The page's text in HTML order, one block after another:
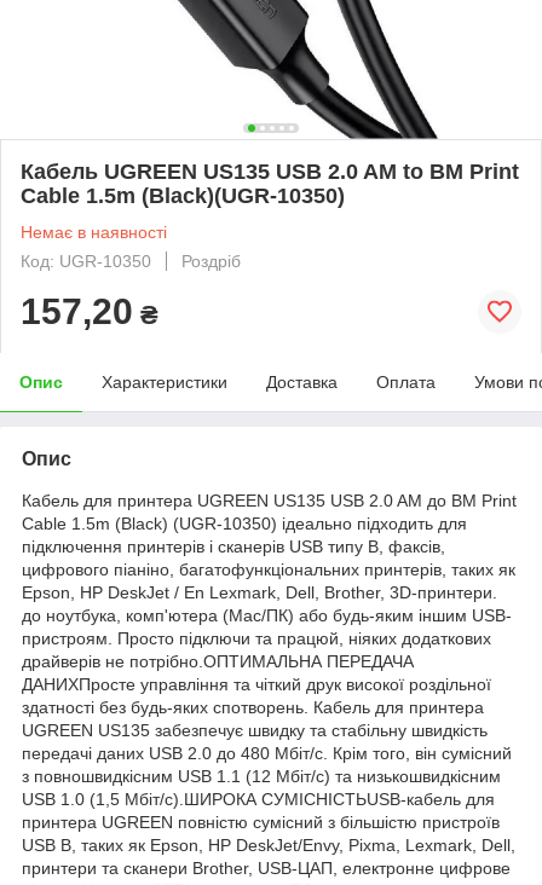
Кабель UGREEN US135 USB 2.0 AM to BM Print
Cable 1.5m (Black)(UGR-10350)
Немає в наявності
Код: UGR-10350
Роздріб
157,20 ₴
Опис Характеристики Доставка Оплата Умови
Опис
Кабель для принтера UGREEN US135 USB 2.0 AM до BM Print
Cable 1.5m (Black) (UGR-10350) ідеально підходить для
підключення принтерів і сканерів USB типу B, факсів,
цифрового піаніно, багатофункціональних принтерів, таких як
Epson, HP DeskJet / En Lexmark, Dell, Brother, 3D-принтери.
до ноутбука, комп'ютера (Mac/ПК) або будь-яким іншим USB-
пристроям. Просто підключи та працюй, ніяких додаткових
драйверів не потрібно.ОПТИМАЛЬНА ПЕРЕДАЧА
ДАНИХПросте управління та чіткий друк високої роздільної
здатності без будь-яких спотворень. Кабель для принтера
UGREEN US135 забезпечує швидку та стабільну швидкість
передачі даних USB 2.0 до 480 Мбіт/с. Крім того, він сумісний
з повношвидкісним USB 1.1 (12 Мбіт/с) та низькошвидкісним
USB 1.0 (1,5 Мбіт/с).ШИРОКА СУМІСНІСТЬUSB-кабель для
принтера UGREEN повністю сумісний з більшістю пристроїв
USB B, таких як Epson, HP DeskJet/Envy, Pixma, Lexmark, Dell,
принтери та сканери Brother, USB-ЦАП, електронне цифрове